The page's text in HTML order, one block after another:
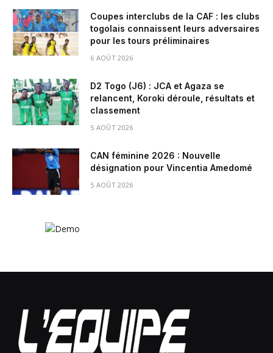
Coupes interclubs de la CAF : les clubs
togolais connaissent leurs adversaires
pour les tours préliminaires
6 AOÛT 2026
D2 Togo (J6) : JCA et Agaza se
relancent, Koroki déroule, résultats et
classement
5 AOÛT 2026
CAN féminine 2026 : Nouvelle
désignation pour Vincentia Amedomé
5 AOÛT 2026